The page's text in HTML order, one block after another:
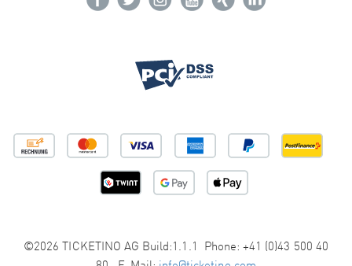
©2026 TICKETINO AG Build:1.1.1 Phone: +41 (0)43 500 40